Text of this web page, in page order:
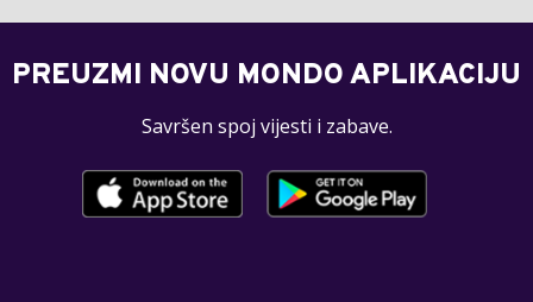
PREUZMI NOVU MONDO APLIKACIJU
Savršen spoj vijesti i zabave.